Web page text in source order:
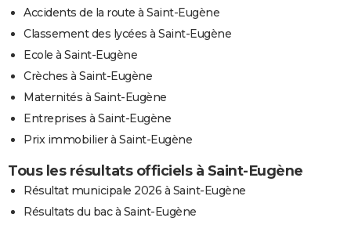
Accidents de la route à Saint-Eugène
Classement des lycées à Saint-Eugène
Ecole à Saint-Eugène
Crèches à Saint-Eugène
Maternités à Saint-Eugène
Entreprises à Saint-Eugène
Prix immobilier à Saint-Eugène
Tous les résultats officiels à Saint-Eugène
Résultat municipale 2026 à Saint-Eugène
Résultats du bac à Saint-Eugène